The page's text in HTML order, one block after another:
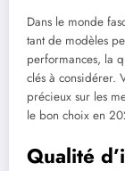
Dans le monde
tant de modèles
performances, la
clés à considérer.
précieux sur les
le bon choix en
Qualité